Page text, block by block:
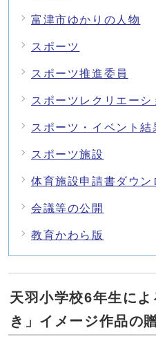
富津市ゆかりの人物
スポーツ
スポーツ推進委員
スポーツレクリエーシ
スポーツ・イベント結
スポーツ施設
体育施設申請書ダウン
会議等の公開
教育かわら版
天羽小学校6年生に
き」イメージ作品の